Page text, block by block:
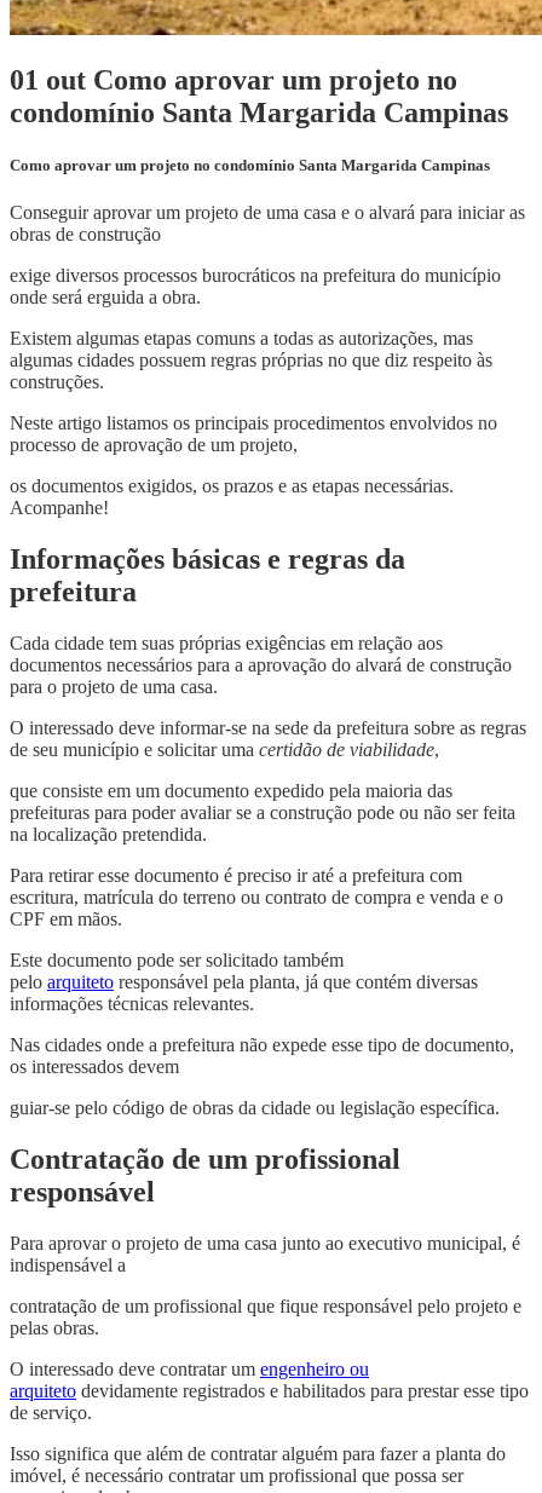
01 out Como aprovar um projeto no
condomínio Santa Margarida Campinas
Como aprovar um projeto no condomínio Santa Margarida Campinas
Conseguir aprovar um projeto de uma casa e o alvará para iniciar as
obras de construção
exige diversos processos burocráticos na prefeitura do município
onde será erguida a obra.
Existem algumas etapas comuns a todas as autorizações, mas
algumas cidades possuem regras próprias no que diz respeito às
construções.
Neste artigo listamos os principais procedimentos envolvidos no
processo de aprovação de um projeto,
os documentos exigidos, os prazos e as etapas necessárias.
Acompanhe!
Informações básicas e regras da
prefeitura
Cada cidade tem suas próprias exigências em relação aos
documentos necessários para a aprovação do alvará de construção
para o projeto de uma casa.
O interessado deve informar-se na sede da prefeitura sobre as regras
de seu município e solicitar uma certidão de viabilidade,
que consiste em um documento expedido pela maioria das
prefeituras para poder avaliar se a construção pode ou não ser feita
na localização pretendida.
Para retirar esse documento é preciso ir até a prefeitura com
escritura, matrícula do terreno ou contrato de compra e venda e o
CPF em mãos.
Este documento pode ser solicitado também
pelo arquiteto responsável pela planta, já que contém diversas
informações técnicas relevantes.
Nas cidades onde a prefeitura não expede esse tipo de documento,
os interessados devem
guiar-se pelo código de obras da cidade ou legislação específica.
Contratação de um profissional
responsável
Para aprovar o projeto de uma casa junto ao executivo municipal, é
indispensável a
contratação de um profissional que fique responsável pelo projeto e
pelas obras.
O interessado deve contratar um engenheiro ou
arquiteto devidamente registrados e habilitados para prestar esse tipo
de serviço.
Isso significa que além de contratar alguém para fazer a planta do
imóvel, é necessário contratar um profissional que possa ser